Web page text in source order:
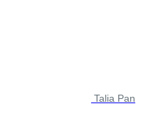
Talia Pan